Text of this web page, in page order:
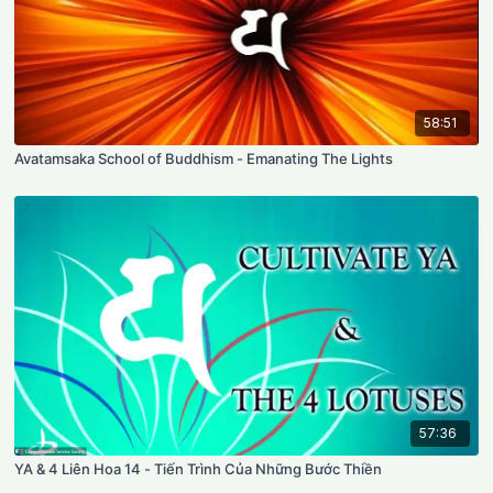
58:51
Avatamsaka School of Buddhism - Emanating The Lights
57:36
YA & 4 Liên Hoa 14 - Tiến Trình Của Những Bước Thiền